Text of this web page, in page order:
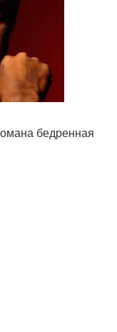
бедренная